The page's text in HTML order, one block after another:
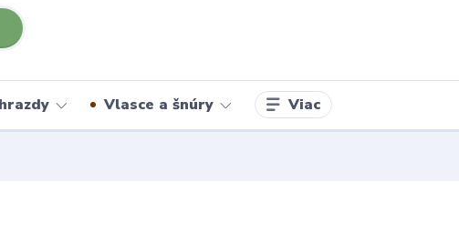
Vlasce a šnúry Viac